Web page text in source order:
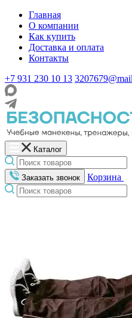
Главная
О компании
Как купить
Доставка и оплата
Контакты
+7 931 230 10 13
Каталог
Заказать звонок Корзина